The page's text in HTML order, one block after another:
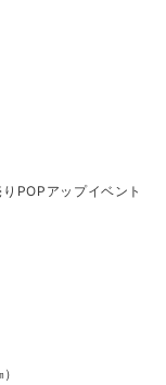
POPアップイベント